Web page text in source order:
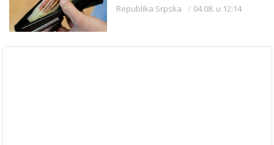
Republika Srpska 04.08. u 12:14